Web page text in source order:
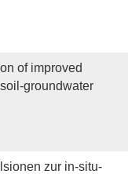
of improved
groundwater
zur in-situ-